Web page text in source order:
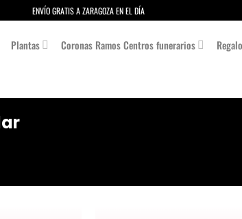
ENVÍO GRATIS A ZARAGOZA EN EL DÍA
Plantas Coronas Ramos Centros funerarios